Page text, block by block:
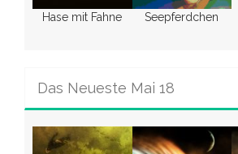
Hase mit Fahne Seepferdchen
Das Neueste Mai 18